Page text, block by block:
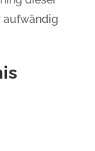
aufwändig